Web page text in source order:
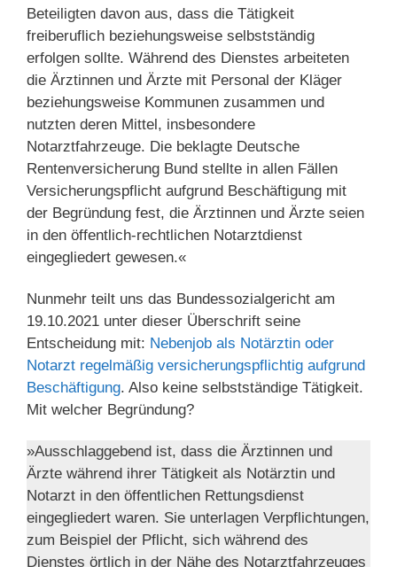
Beteiligten davon aus, dass die Tätigkeit
freiberuflich beziehungsweise selbstständig
erfolgen sollte. Während des Dienstes arbeiteten
die Ärztinnen und Ärzte mit Personal der Kläger
beziehungsweise Kommunen zusammen und
nutzten deren Mittel, insbesondere
Notarztfahrzeuge. Die beklagte Deutsche
Rentenversicherung Bund stellte in allen Fällen
Versicherungspflicht aufgrund Beschäftigung mit
der Begründung fest, die Ärztinnen und Ärzte seien
in den öffentlich-rechtlichen Notarztdienst
eingegliedert gewesen.«
Nunmehr teilt uns das Bundessozialgericht am
19.10.2021 unter dieser Überschrift seine
Entscheidung mit: Nebenjob als Notärztin oder
Notarzt regelmäßig versicherungspflichtig aufgrund
Beschäftigung. Also keine selbstständige Tätigkeit.
Mit welcher Begründung?
»Ausschlaggebend ist, dass die Ärztinnen und
Ärzte während ihrer Tätigkeit als Notärztin und
Notarzt in den öffentlichen Rettungsdienst
eingegliedert waren. Sie unterlagen Verpflichtungen,
zum Beispiel der Pflicht, sich während des
Dienstes örtlich in der Nähe des Notarztfahrzeuges